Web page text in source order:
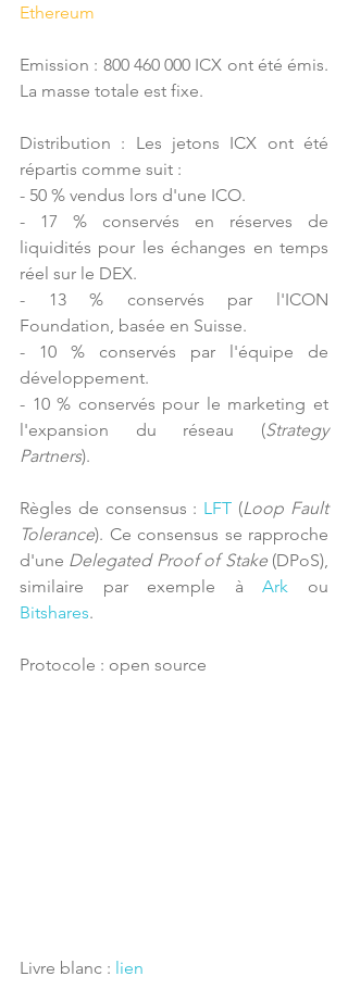
Ethereum
Emission : 800 460 000 ICX ont été émis.
La masse totale est fixe.
Distribution : Les jetons ICX ont été
répartis comme suit :
- 50 % vendus lors d'une ICO.
- 17 % conservés en réserves de
liquidités pour les échanges en temps
réel sur le DEX.
- 13 % conservés par l'ICON
Foundation, basée en Suisse.
- 10 % conservés par l'équipe de
développement.
- 10 % conservés pour le marketing et
l'expansion du réseau (Strategy
Partners).
Règles de consensus : LFT (Loop Fault
Tolerance). Ce consensus se rapproche
d'une Delegated Proof of Stake (DPoS),
similaire par exemple à Ark
Bitshares.
Protocole : open source
Livre blanc : lien